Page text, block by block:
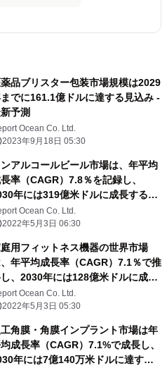
薬品ブリスター包装市場規模は2029
でに161.1億ドルに達する見込み -
予測
Ocean Co. Ltd.
2023年9月18日 05:30
ンアルコールビール市場は、年平均
率（CAGR）7.8％を記録し、
年には319億米ドルに成長すると
される
Ocean Co. Ltd.
2022年5月3日 06:30
用フィットネス機器の世界市場
年平均成長率（CAGR）7.1％で推
、2030年には128億米ドルに成長
と予測
Ocean Co. Ltd.
2022年5月3日 05:30
工角膜・角膜インプラント市場は年
成長率（CAGR）7.1%で成長し、
年には7億140万米ドルに達する